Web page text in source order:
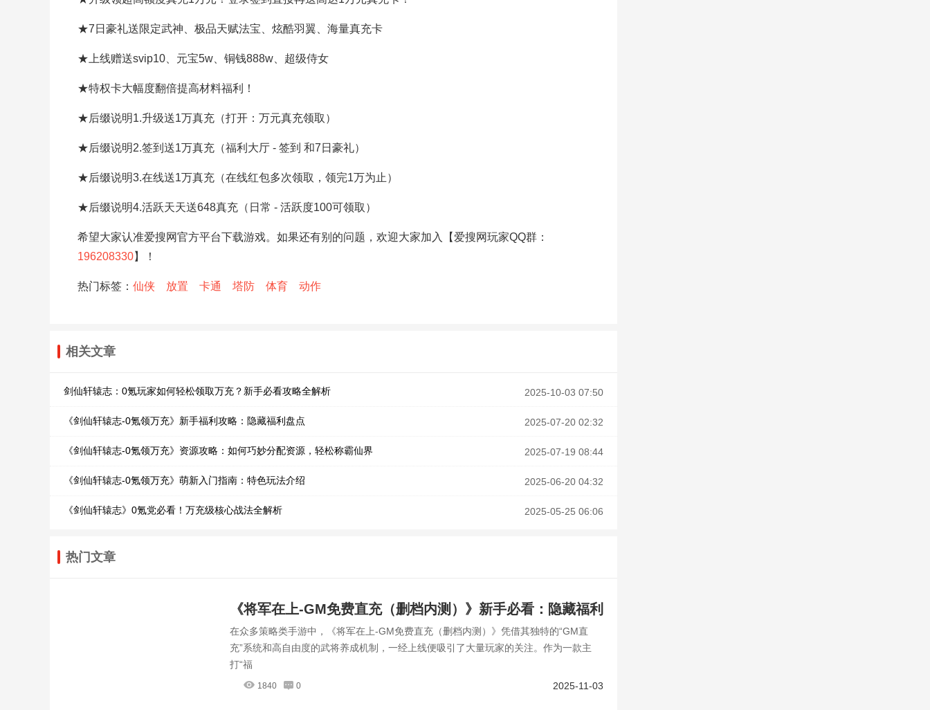
★7日豪礼送限定武神、极品天赋法宝、炫酷羽翼、海量真充卡
★上线赠送svip10、元宝5w、铜钱888w、超级侍女
★特权卡大幅度翻倍提高材料福利！
★后缀说明1.升级送1万真充（打开：万元真充领取）
★后缀说明2.签到送1万真充（福利大厅 - 签到 和7日豪礼）
★后缀说明3.在线送1万真充（在线红包多次领取，领完1万为止）
★后缀说明4.活跃天天送648真充（日常 - 活跃度100可领取）
希望大家认准爱搜网官方平台下载游戏。如果还有别的问题，欢迎大家加入【爱搜网玩家QQ群：
196208330】！
热门标签： 仙侠 放置 卡通 塔防 体育 动作
相关文章
2025-10-03 07:50
剑仙轩辕志：0氪玩家如何轻松领取万充？新手必看攻略全解析
2025-07-20 02:32
《剑仙轩辕志-0氪领万充》新手福利攻略：隐藏福利盘点
2025-07-19 08:44
《剑仙轩辕志-0氪领万充》资源攻略：如何巧妙分配资源，轻松称霸仙界
2025-06-20 04:32
《剑仙轩辕志-0氪领万充》萌新入门指南：特色玩法介绍
2025-05-25 06:06
《剑仙轩辕志》0氪党必看！万充级核心战法全解析
热门文章
《将军在上-GM免费直充（删档内测）》新手必看：隐藏福利
全揭秘，轻松开局赢在起跑线！
在众多策略类手游中，《将军在上-GM免费直充（删档内测）》凭借其独特的“GM直
充”系统和高自由度的武将养成机制，一经上线便吸引了大量玩家的关注。作为一款主
打“福
1840 0 2025-11-03